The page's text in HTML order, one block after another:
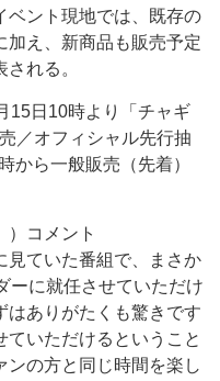
ベント現地では、既存の
加え、新商品も販売予定
れる。
15日10時より「チャギ
／オフィシャル先行抽
から一般販売（先着）
コメント
見ていた番組で、まさか
ーに就任させていただけ
はありがたくも驚きです
いただけるということ
ンの方と同じ時間を楽し